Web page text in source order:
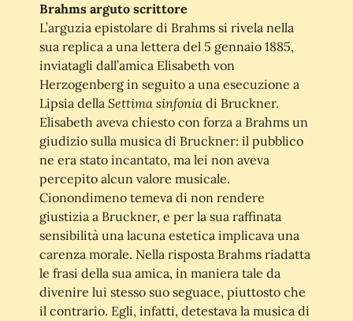
Brahms arguto scrittore
L’arguzia epistolare di Brahms si rivela nella
sua replica a una lettera del 5 gennaio 1885,
inviatagli dall’amica Elisabeth von
Herzogenberg in seguito a una esecuzione a
Lipsia della Settima sinfoniadi Bruckner.
Elisabeth aveva chiesto con forza a Brahms un
giudizio sulla musica di Bruckner: il pubblico
ne era stato incantato, ma lei non aveva
percepito alcun valore musicale.
Cionondimeno temeva di non rendere
giustizia a Bruckner, e per la sua raffinata
sensibilità una lacuna estetica implicava una
carenza morale. Nella risposta Brahms riadatta
le frasi della sua amica, in maniera tale da
divenire lui stesso suo seguace, piuttosto che
il contrario. Egli, infatti, detestava la musica di